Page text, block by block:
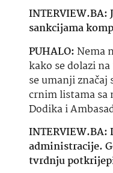
sankcijama
PUHALO:Nema
kako se dolazi
se umanji značaj
crnim listamasa
Dodika i
administracije.
tvrdnju